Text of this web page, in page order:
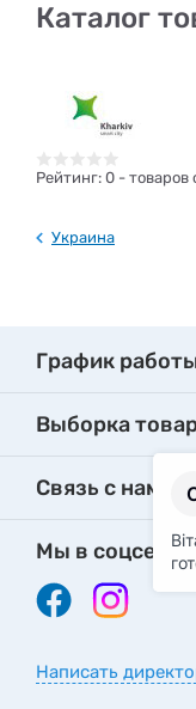
Каталог
Рейтинг: 0 - товаров
Украина
График
Выборка
Связь с нами
Мы в соцсетях
Написать